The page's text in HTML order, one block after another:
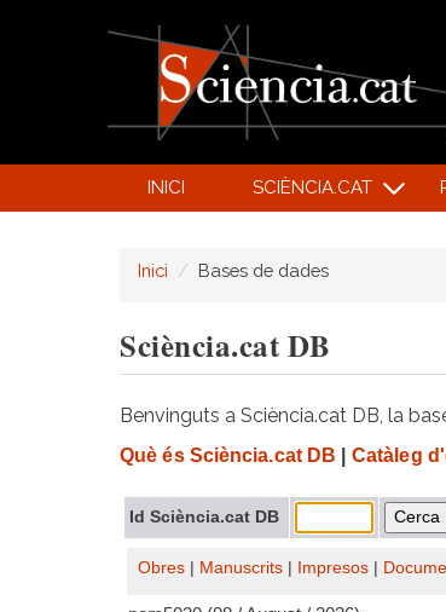
INICI SCIÈNCIA.CAT
Inici Bases de dades
Sciència.cat DB
Benvinguts a Sciència.cat DB, la
Què és Sciència.cat DB Catàleg
Id Sciència.cat DB
Obres Manuscrits Impresos